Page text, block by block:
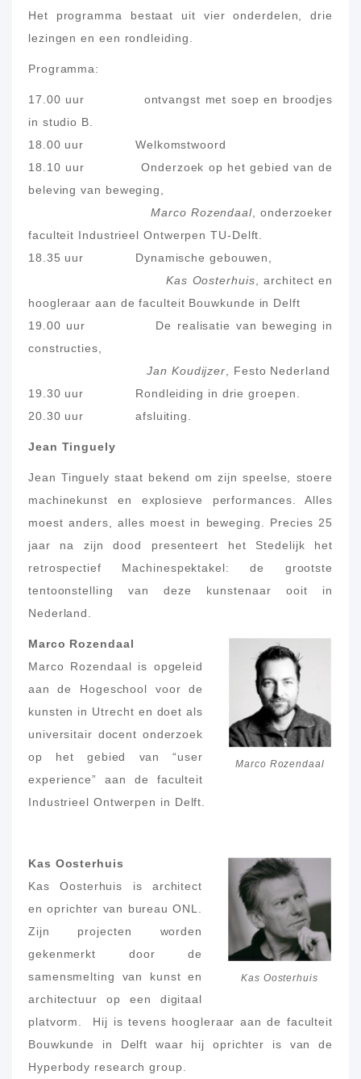
Het programma bestaat uit vier onderdelen, drie
lezingen en een rondleiding.
Programma:
17.00 uur ontvangst met soep en broodjes
in studio B.
18.00 uur Welkomstwoord
18.10 uur Onderzoek op het gebied van de
beleving van beweging,
Marco Rozendaal , onderzoeker
faculteit Industrieel Ontwerpen TU-Delft.
18.35 uur Dynamische gebouwen,
Kas Oosterhuis , architect en
hoogleraar aan de faculteit Bouwkunde in Delft
19.00 uur De realisatie van beweging in
constructies,
Jan Koudijzer , Festo Nederland
19.30 uur Rondleiding in drie groepen.
20.30 uur afsluiting.
Jean Tinguely
Jean Tinguely staat bekend om zijn speelse, stoere
machinekunst en explosieve performances. Alles
moest anders, alles moest in beweging. Precies 25
jaar na zijn dood presenteert het Stedelijk het
retrospectief Machinespektakel: de grootste
tentoonstelling van deze kunstenaar ooit in
Nederland.
Marco Rozendaal
Marco Rozendaal
Marco Rozendaal is opgeleid
aan de Hogeschool voor de
kunsten in Utrecht en doet als
universitair docent onderzoek
op het gebied van “user
experience” aan de faculteit
Industrieel Ontwerpen in Delft.
Kas Oosterhuis
Kas Oosterhuis
Kas Oosterhuis is architect
en oprichter van bureau ONL.
Zijn projecten worden
gekenmerkt door de
samensmelting van kunst en
architectuur op een digitaal
platvorm. Hij is tevens hoogleraar aan de faculteit
Bouwkunde in Delft waar hij oprichter is van de
Hyperbody research group.